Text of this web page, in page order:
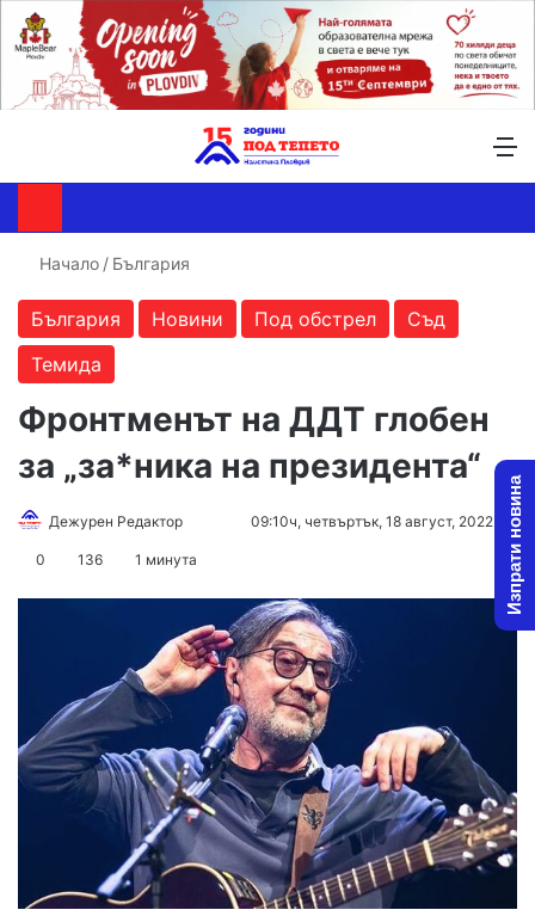
Начало / България
България Новини Под обстрел
Съд
Темида
Фронтменът на ДДТ глобен
за „за*ника на президента“
Дежурен Редактор
o
w
n
X
a
n
e
m
a
i
l
09:10ч, четвъртък, 18 август, 2022
0 136 1 минута Изпрати новина